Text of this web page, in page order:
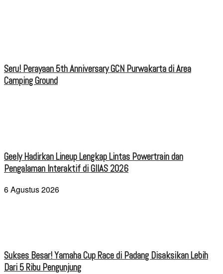
Seru! Perayaan 5th Anniversary GCN Purwakarta di Area
Camping Ground
Geely Hadirkan Lineup Lengkap Lintas Powertrain dan
Pengalaman Interaktif di GIIAS 2026
6 Agustus 2026
Sukses Besar! Yamaha Cup Race di Padang Disaksikan Lebih
Dari 5 Ribu Pengunjung